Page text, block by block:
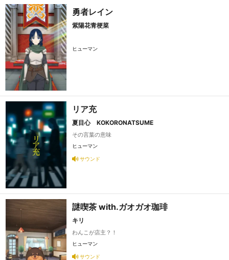
勇者レイン
紫陽花青梗菜
ヒューマン
リア充
夏目心 KOKORONATSUME
その言葉の意味
ヒューマン
サウンド
謎喫茶 with.ガオガオ珈琲
キリ
わんこが店主？！
ヒューマン
サウンド